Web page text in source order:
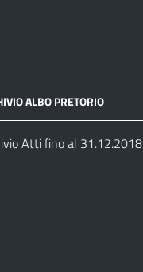
ALBO PRETORIO
Atti fino al 31.12.2018